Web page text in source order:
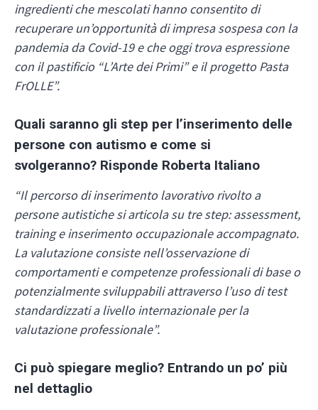
ingredienti che mescolati hanno consentito di
recuperare un’opportunità di impresa sospesa con la
pandemia da Covid-19 e che oggi trova espressione
con il pastificio “L’Arte dei Primi” e il progetto Pasta
FrOLLE”.
Quali saranno gli step per l’inserimento delle
persone con autismo e come si
svolgeranno? Risponde Roberta Italiano
“Il percorso di inserimento lavorativo rivolto a
persone autistiche si articola su tre step: assessment,
training e inserimento occupazionale accompagnato.
La valutazione consiste nell’osservazione di
comportamenti e competenze professionali di base o
potenzialmente sviluppabili attraverso l’uso di test
standardizzati a livello internazionale per la
valutazione professionale”.
Ci può spiegare meglio? Entrando un po’ più
nel dettaglio